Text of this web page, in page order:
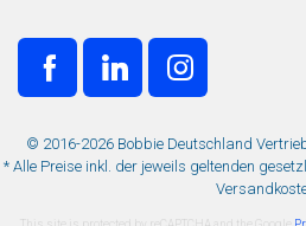
© 2016-2026 Bobbie Deutschland
* Alle Preise inkl. der jeweils geltenden